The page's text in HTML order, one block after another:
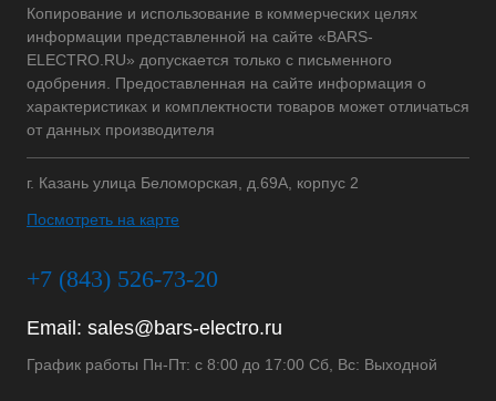
Копирование и использование в коммерческих целях
информации представленной на сайте «BARS-
ELECTRO.RU» допускается только с письменного
одобрения. Предоставленная на сайте информация о
характеристиках и комплектности товаров может отличаться
от данных производителя
г. Казань улица Беломорская, д.69А, корпус 2
Посмотреть на карте
+7 (843) 526-73-20
Email: sales@bars-electro.ru
График работы Пн-Пт: с 8:00 до 17:00 Сб, Вс: Выходной